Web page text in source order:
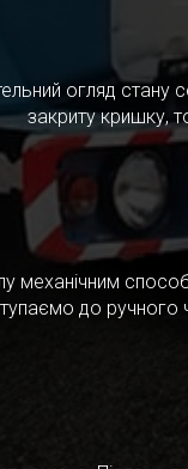
огляд стану
закриту кришку,
механічним
до ручного